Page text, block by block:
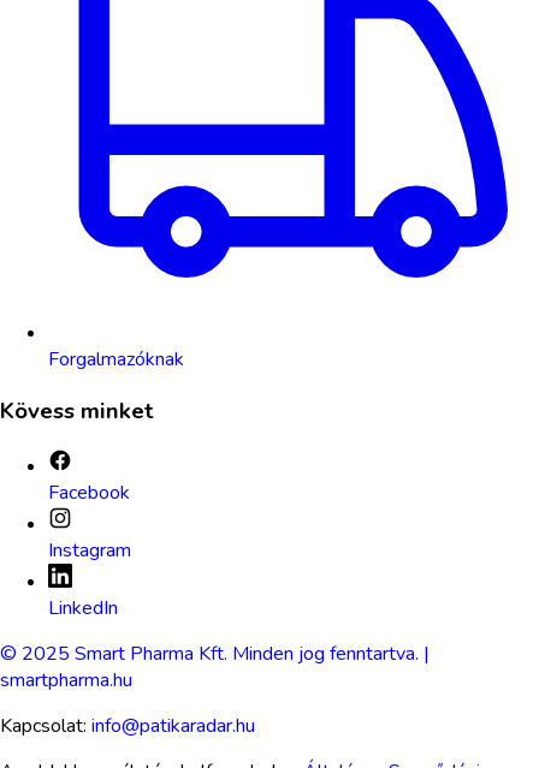
Forgalmazóknak
Kövess minket
Facebook
Instagram
LinkedIn
© 2025 Smart Pharma Kft. Minden jog fenntartva. |
smartpharma.hu
Kapcsolat: info@patikaradar.hu